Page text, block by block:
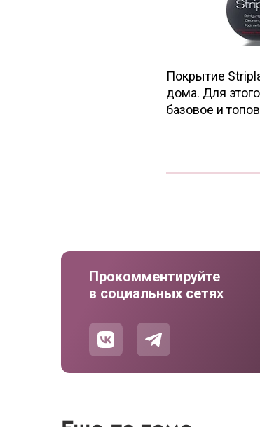
Покрытие
дома. Для
базовое и
Прокомментируйте
в социальных сетях